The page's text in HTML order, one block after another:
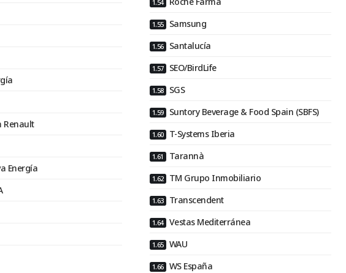
Renault
Energía
Samsung
Santalucía
SEO/BirdLife
SGS
Suntory Beverage & Food Spain (SBFS)
T-Systems Iberia
Tarannà
TM Grupo Inmobiliario
Transcendent
Vestas Mediterránea
WAU
WS España